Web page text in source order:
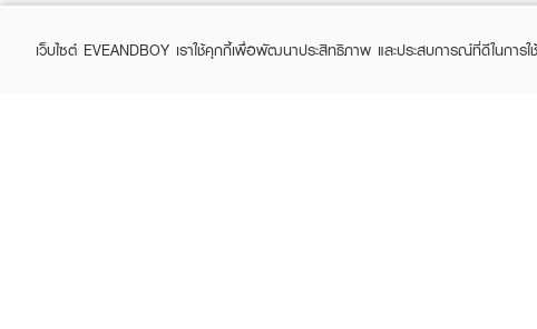
เว็บไซต์ EVEANDBOY เราใช้คุกกี้เพื่อพัฒนาประสิทธิภาพ และประสบการณ์ที่ดีในกา